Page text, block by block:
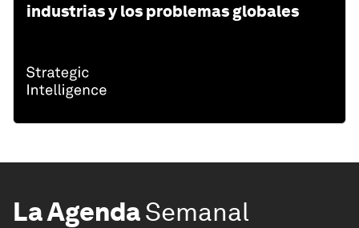
industrias y los problemas globales
La AgendaSemanal